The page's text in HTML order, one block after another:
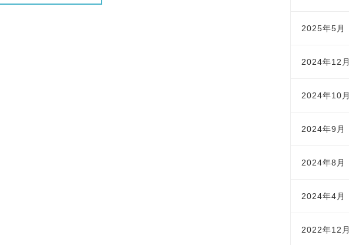
2025年5月
2024年12月
2024年10月
2024年9月
2024年8月
2024年4月
2022年12月